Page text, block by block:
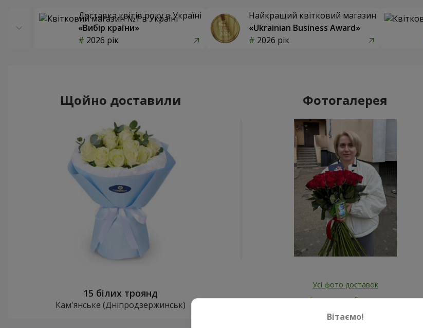
Доставка квітів року в Україні
«Вибір країни»
2026 рік
Найкращий квітковий магазин
«Ukrainian Business Award»
2026 рік
Щойно доставили
15 білих троянд
Кам'янське (Дніпродзержинськ)
Фотогалерея
Усі фото доставок
Замовити цей товар
Вітаємо!